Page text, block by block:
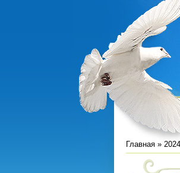
Главная » 2024